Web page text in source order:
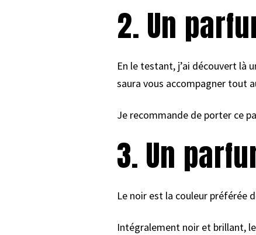
2. Un
En le testant, j’ai découvert là
saura vous accompagner tout
Je recommande de porter ce
3. Un
Le noir est la couleur préférée
Intégralement noir et brillant,